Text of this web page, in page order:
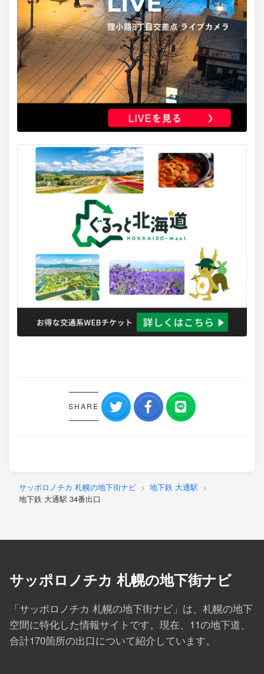
SHARE
サッポロノチカ 札幌の地下街ナビ
地下鉄 大通駅
地下鉄 大通駅 34番出口
サッポロノチカ 札幌の地下街ナビ
「サッポロノチカ 札幌の地下街ナビ」は、札幌の地下
空間に特化した情報サイトです。現在、11の地下道、
合計170箇所の出口について紹介しています。